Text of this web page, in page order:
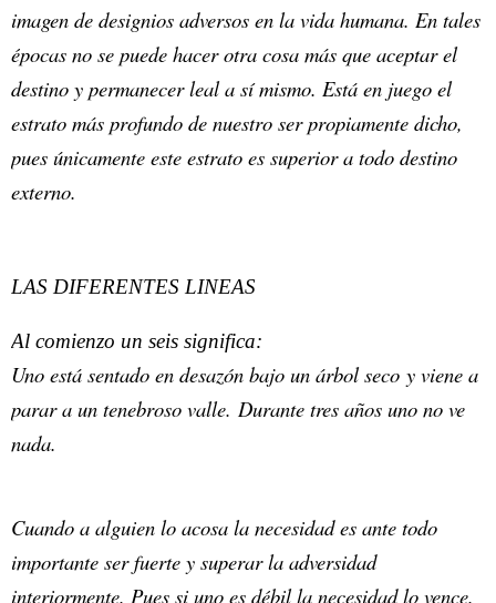
imagen de designios adversos en la vida humana. En tales
épocas no se puede hacer otra cosa más que aceptar el
destino y permanecer leal a sí mismo. Está en juego el
estrato más profundo de nuestro ser propiamente dicho,
pues únicamente este estrato es superior a todo destino
externo.
LAS DIFERENTES LINEAS
Al comienzo un seis significa:
Uno está sentado en desazón bajo un árbol seco y viene a
parar a un tenebroso valle. Durante tres años uno no ve
nada.
Cuando a alguien lo acosa la necesidad es ante todo
importante ser fuerte y superar la adversidad
interiormente. Pues si uno es débil la necesidad lo vence.